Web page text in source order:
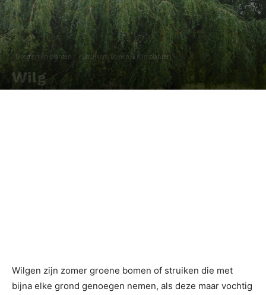
Bloemen en planten Struiken, Bomen & Klimplanten
Wilg
Wilgen zijn zomer groene bomen of struiken die met
bijna elke grond genoegen nemen, als deze maar vochtig